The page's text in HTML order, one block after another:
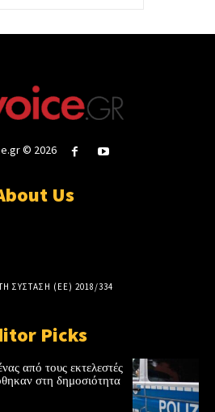
© 2026
Us
(ΕΕ) 2018/334
Picks
από τους εκτελεστές
στη δημοσιότητα